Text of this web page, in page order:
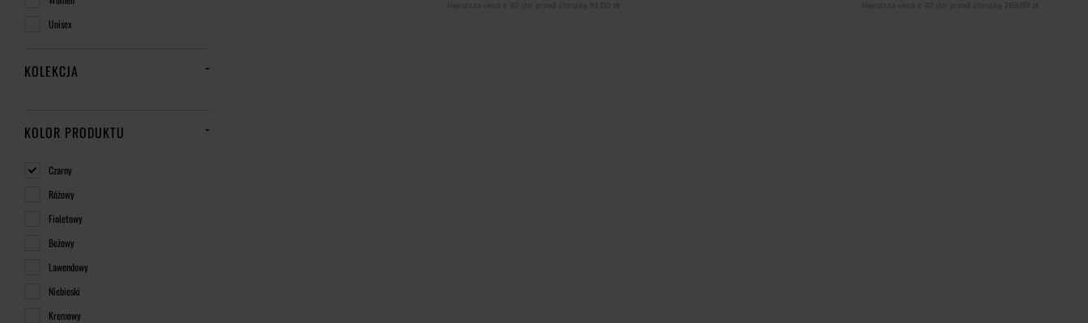
Unisex
KOLEKCJA
KOLOR PRODUKTU
Czarny
Różowy
Fioletowy
Beżowy
Lawendowy
Niebieski
Kremowy
Najniższa cena z 30 dni przed obniżką 91,00 zł Najniższa cena z 30 dni przed obniżką 269,00 zł